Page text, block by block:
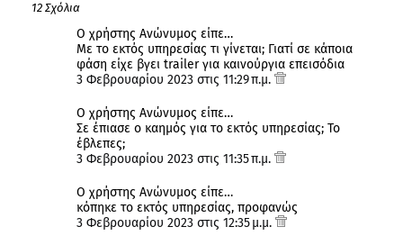
12 Σχόλια
Ο χρήστης Ανώνυμος είπε…
Με το εκτός υπηρεσίας τι γίνεται; Γιατί σε κάποια
φάση είχε βγει trailer για καινούργια επεισόδια
3 Φεβρουαρίου 2023 στις 11:29 π.μ.
Ο χρήστης Ανώνυμος είπε…
Σε έπιασε ο καημός για το εκτός υπηρεσίας; Το
έβλεπες;
3 Φεβρουαρίου 2023 στις 11:35 π.μ.
Ο χρήστης Ανώνυμος είπε…
κόπηκε το εκτός υπηρεσίας, προφανώς
3 Φεβρουαρίου 2023 στις 12:35 μ.μ.